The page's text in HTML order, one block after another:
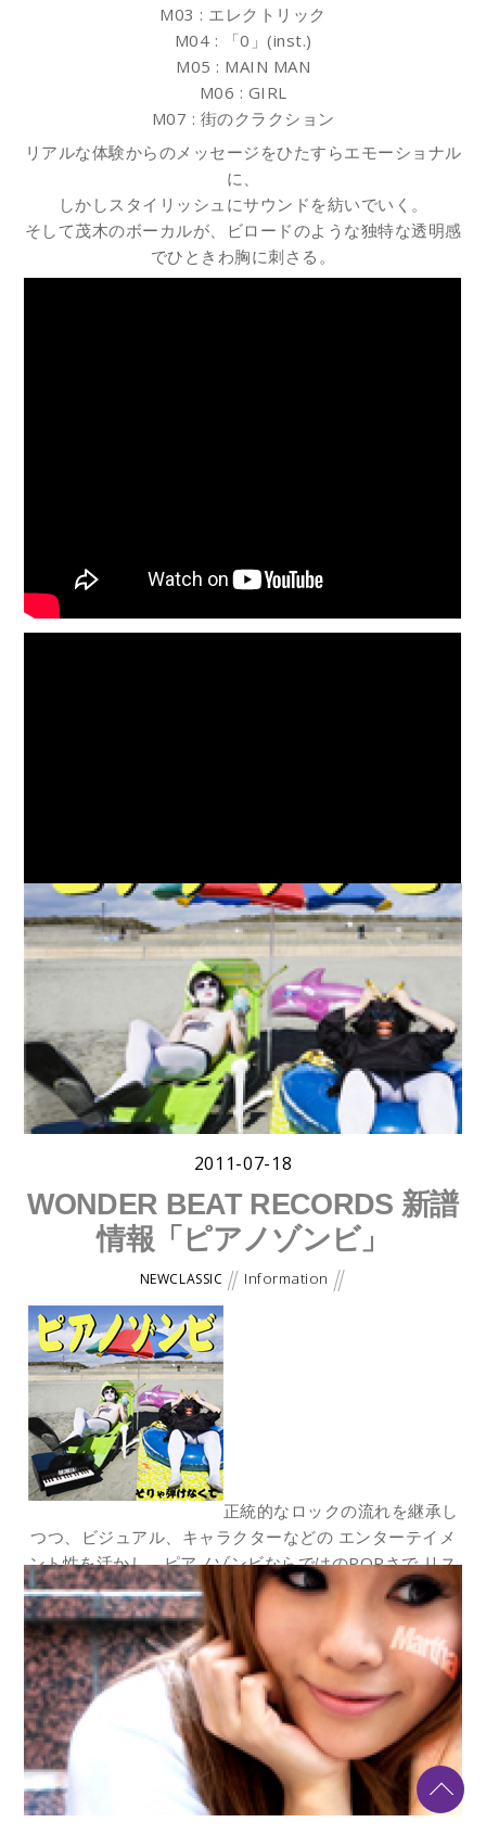
M03 : エレクトリック
M04 : 「0」(inst.)
M05 : MAIN MAN
M06 : GIRL
M07 : 街のクラクション
リアルな体験からのメッセージをひたすらエモーショナル
に、
しかしスタイリッシュにサウンドを紡いでいく。
そして茂木のボーカルが、ビロードのような独特な透明感
でひときわ胸に刺さる。
通販 [Amazon]
通販 [TOWER RECORDS]
通販 [TSUTAYA]
2011-07-18
WONDER BEAT RECORDS 新譜
情報「ピアノゾンビ」
NEWCLASSIC Information
正統的なロックの流れを継承し
つつ、ビジュアル、キャラクターなどの エンターテイメ
ント性を活かし、ピアノゾンビならではのPOPさで リス
ナーをキャッチする。ピアノゾンビの最新アルバム 「そ
りゃ弾けなくて」が2011年8月11日に発売いたします。
正統的なロックの流れを継承しつつ、ビジュアル、キャラ
クターなどの エンターテイメント性を活かし、ピアノゾ
ンビならではのPOPさで リスナーをキャッチします。
WONDER BEAT RECORDS OFFICIAL SITE